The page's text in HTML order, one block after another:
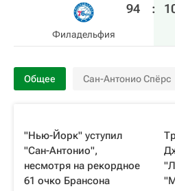
Филадельфия
94 :
Общее Сан-Антонио Спёрс
"Нью-Йорк" уступил
"Сан-Антонио",
несмотря на рекордное
61 очко Брансона